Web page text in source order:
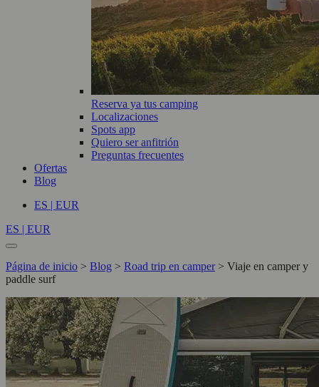
Reserva ya tus camping
Localizaciones
Spots app
Quiero ser anfitrión
Preguntas frecuentes
Ofertas
Blog
ES | EUR
ES | EUR
Página de inicio > Blog > Road trip en camper > Viaje en camper y
paddle surf